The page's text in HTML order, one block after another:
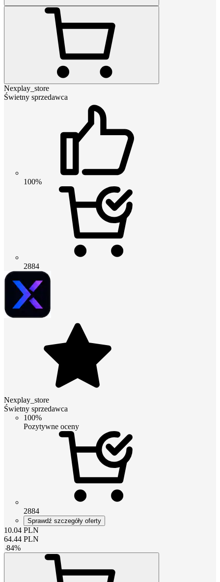
Nexplay_store
Świetny sprzedawca
100%
2884
Nexplay_store
Świetny sprzedawca
100%
Pozytywne oceny
2884
Sprawdź szczegóły oferty
10.04 PLN
64.44 PLN
-84%